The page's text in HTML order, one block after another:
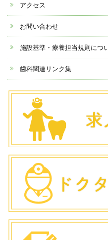
アクセス
お問い合わせ
施設基準・療養担当規則につ
歯科関連リンク集